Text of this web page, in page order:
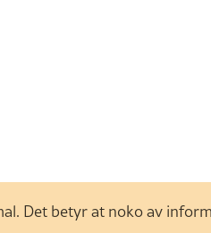
Det betyr at noko av